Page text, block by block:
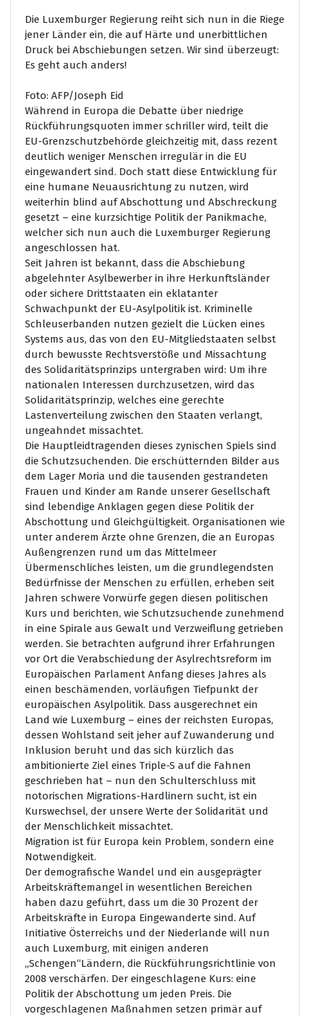
Die Luxemburger Regierung reiht sich nun in die Riege
jener Länder ein, die auf Härte und unerbittlichen
Druck bei Abschiebungen setzen. Wir sind überzeugt:
Es geht auch anders!
Foto: AFP/Joseph Eid
Während in Europa die Debatte über niedrige
Rückführungsquoten immer schriller wird, teilt die
EU-Grenzschutzbehörde gleichzeitig mit, dass rezent
deutlich weniger Menschen irregulär in die EU
eingewandert sind. Doch statt diese Entwicklung für
eine humane Neuausrichtung zu nutzen, wird
weiterhin blind auf Abschottung und Abschreckung
gesetzt – eine kurzsichtige Politik der Panikmache,
welcher sich nun auch die Luxemburger Regierung
angeschlossen hat.
Seit Jahren ist bekannt, dass die Abschiebung
abgelehnter Asylbewerber in ihre Herkunftsländer
oder sichere Drittstaaten ein eklatanter
Schwachpunkt der EU-Asylpolitik ist. Kriminelle
Schleuserbanden nutzen gezielt die Lücken eines
Systems aus, das von den EU-Mitgliedstaaten selbst
durch bewusste Rechtsverstöße und Missachtung
des Solidaritätsprinzips untergraben wird: Um ihre
nationalen Interessen durchzusetzen, wird das
Solidaritätsprinzip, welches eine gerechte
Lastenverteilung zwischen den Staaten verlangt,
ungeahndet missachtet.
Die Hauptleidtragenden dieses zynischen Spiels sind
die Schutzsuchenden. Die erschütternden Bilder aus
dem Lager Moria und die tausenden gestrandeten
Frauen und Kinder am Rande unserer Gesellschaft
sind lebendige Anklagen gegen diese Politik der
Abschottung und Gleichgültigkeit. Organisationen wie
unter anderem Ärzte ohne Grenzen, die an Europas
Außengrenzen rund um das Mittelmeer
Übermenschliches leisten, um die grundlegendsten
Bedürfnisse der Menschen zu erfüllen, erheben seit
Jahren schwere Vorwürfe gegen diesen politischen
Kurs und berichten, wie Schutzsuchende zunehmend
in eine Spirale aus Gewalt und Verzweiflung getrieben
werden. Sie betrachten aufgrund ihrer Erfahrungen
vor Ort die Verabschiedung der Asylrechtsreform im
Europäischen Parlament Anfang dieses Jahres als
einen beschämenden, vorläufigen Tiefpunkt der
europäischen Asylpolitik. Dass ausgerechnet ein
Land wie Luxemburg – eines der reichsten Europas,
dessen Wohlstand seit jeher auf Zuwanderung und
Inklusion beruht und das sich kürzlich das
ambitionierte Ziel eines Triple-S auf die Fahnen
geschrieben hat – nun den Schulterschluss mit
notorischen Migrations-Hardlinern sucht, ist ein
Kurswechsel, der unsere Werte der Solidarität und
der Menschlichkeit missachtet.
Migration ist für Europa kein Problem, sondern eine
Notwendigkeit.
Der demografische Wandel und ein ausgeprägter
Arbeitskräftemangel in wesentlichen Bereichen
haben dazu geführt, dass um die 30 Prozent der
Arbeitskräfte in Europa Eingewanderte sind. Auf
Initiative Österreichs und der Niederlande will nun
auch Luxemburg, mit einigen anderen
„Schengen“Ländern, die Rückführungsrichtlinie von
2008 verschärfen. Der eingeschlagene Kurs: eine
Politik der Abschottung um jeden Preis. Die
vorgeschlagenen Maßnahmen setzen primär auf